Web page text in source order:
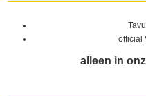
official
alleen in